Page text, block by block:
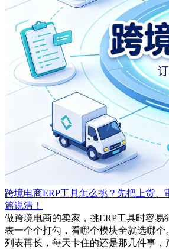
跨境电商ERP工具怎么挑？先把上货、
篇说清！
做跨境电商的卖家，挑ERP工具时容易
表一个个打勾，看哪个模块全就选哪个
列表再长，每天卡住的还是那几件事，